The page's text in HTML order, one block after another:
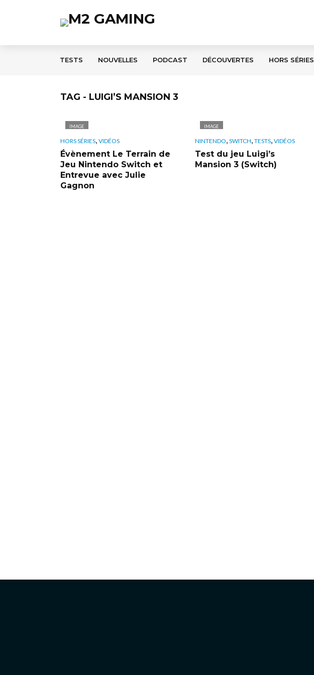
TESTS NOUVELLES PODCAST DÉCOUVERTES HORS SÉRIES
TAG - LUIGI’S MANSION 3
IMAGE
HORS SÉRIES, VIDÉOS
Évènement Le Terrain de
Jeu Nintendo Switch et
Entrevue avec Julie
Gagnon
IMAGE
NINTENDO, SWITCH, TESTS, VIDÉOS
Test du jeu Luigi’s
Mansion 3 (Switch)